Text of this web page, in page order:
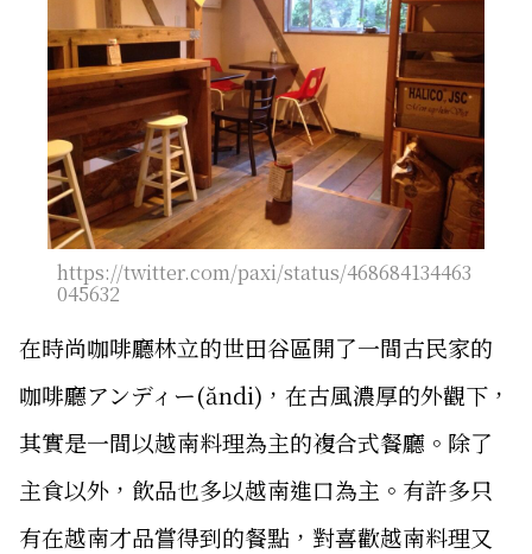
https://twitter.com/paxi/status/468684134463
045632
在時尚咖啡廳林立的世田谷區開了一間古民家的
咖啡廳アンディー(ăndi)，在古風濃厚的外觀下，
其實是一間以越南料理為主的複合式餐廳。除了
主食以外，飲品也多以越南進口為主。有許多只
有在越南才品嘗得到的餐點，對喜歡越南料理又